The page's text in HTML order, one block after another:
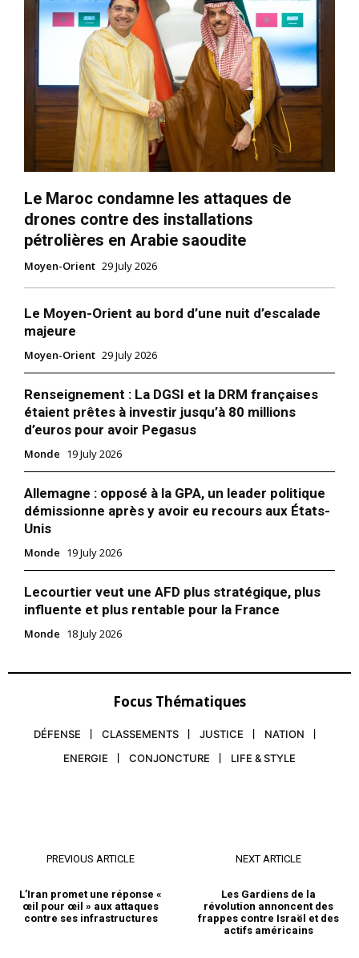
Le Maroc condamne les attaques de
drones contre des installations
pétrolières en Arabie saoudite
Moyen-Orient 29 July 2026
Le Moyen-Orient au bord d’une nuit d’escalade
majeure
Moyen-Orient 29 July 2026
Renseignement : La DGSI et la DRM françaises
étaient prêtes à investir jusqu’à 80 millions
d’euros pour avoir Pegasus
Monde 19 July 2026
Allemagne : opposé à la GPA, un leader politique
démissionne après y avoir eu recours aux États-
Unis
Monde 19 July 2026
Lecourtier veut une AFD plus stratégique, plus
influente et plus rentable pour la France
Monde 18 July 2026
Focus Thématiques
DÉFENSE CLASSEMENTS JUSTICE
NATION
ENERGIE
CONJONCTURE LIFE & STYLE
PREVIOUS ARTICLE
L’Iran promet une réponse «
œil pour œil » aux attaques
contre ses infrastructures
NEXT ARTICLE
Les Gardiens de la
révolution annoncent des
frappes contre Israël et des
actifs américains